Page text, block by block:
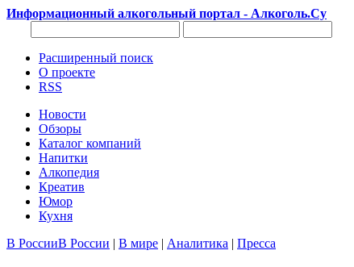
Информационный алкогольный портал - Алкоголь.Су
Расширенный поиск
О проекте
RSS
Новости
Обзоры
Каталог компаний
Напитки
Алкопедия
Креатив
Юмор
Кухня
В РоссииВ России | В мире | Аналитика | Пресса